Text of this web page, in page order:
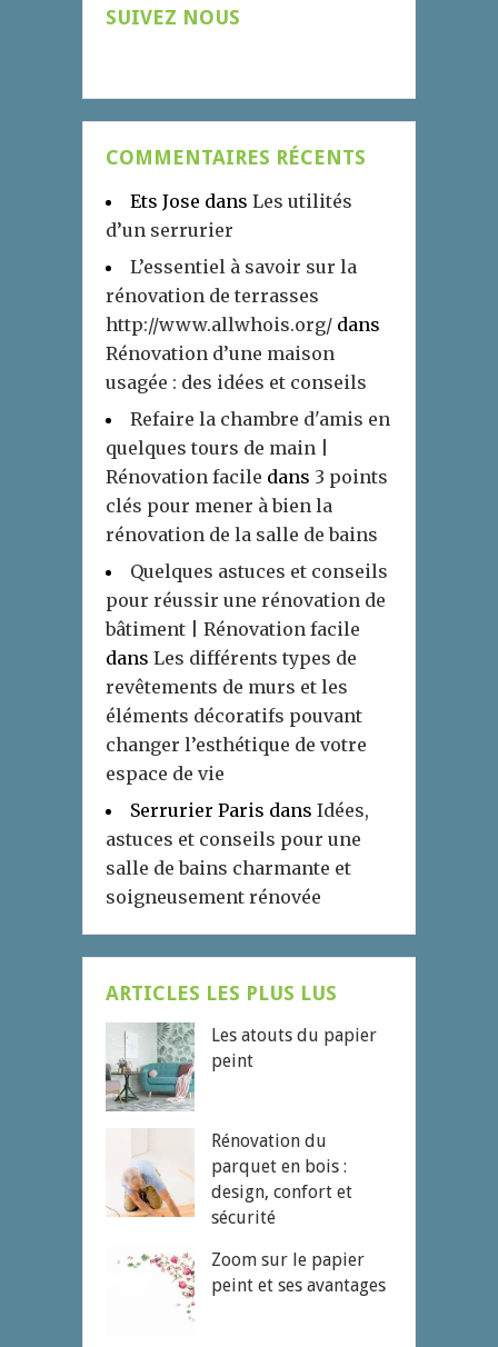
SUIVEZ NOUS
COMMENTAIRES RÉCENTS
Ets Jose dans Les utilités
d’un serrurier
L’essentiel à savoir sur la
rénovation de terrasses
http://www.allwhois.org/ dans
Rénovation d’une maison
usagée : des idées et conseils
Refaire la chambre d'amis en
quelques tours de main |
Rénovation facile dans 3 points
clés pour mener à bien la
rénovation de la salle de bains
Quelques astuces et conseils
pour réussir une rénovation de
bâtiment | Rénovation facile
dans Les différents types de
revêtements de murs et les
éléments décoratifs pouvant
changer l’esthétique de votre
espace de vie
Serrurier Paris dans Idées,
astuces et conseils pour une
salle de bains charmante et
soigneusement rénovée
ARTICLES LES PLUS LUS
Les atouts du papier
peint
Rénovation du
parquet en bois :
design, confort et
sécurité
Zoom sur le papier
peint et ses avantages